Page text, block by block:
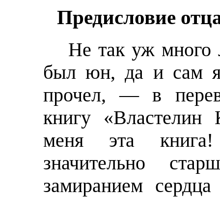
Предисловие
Не так уж много
был юн, да и сам
прочел, — в
книгу «Властелин
меня эта
значительно
замиранием